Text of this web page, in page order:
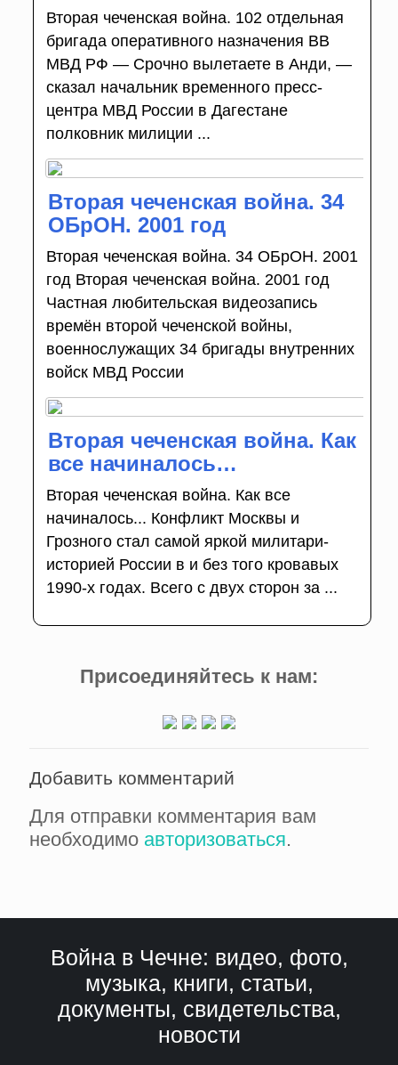
Вторая чеченская война. 102 отдельная
бригада оперативного назначения ВВ
МВД РФ — Срочно вылетаете в Анди, —
сказал начальник временного пресс-
центра МВД России в Дагестане
полковник милиции ...
Вторая чеченская война. 34
ОБрОН. 2001 год
Вторая чеченская война. 34 ОБрОН. 2001
год Вторая чеченская война. 2001 год
Частная любительская видеозапись
времён второй чеченской войны,
военнослужащих 34 бригады внутренних
войск МВД России
Вторая чеченская война. Как
все начиналось…
Вторая чеченская война. Как все
начиналось... Конфликт Москвы и
Грозного стал самой яркой милитари-
историей России в и без того крова­вых
1990-х годах. Всего с двух сторон за ...
Присоединяйтесь к нам:
Добавить комментарий
Для отправки комментария вам
необходимо авторизоваться.
Война в Чечне: видео, фото,
музыка, книги, статьи,
документы, свидетельства,
новости